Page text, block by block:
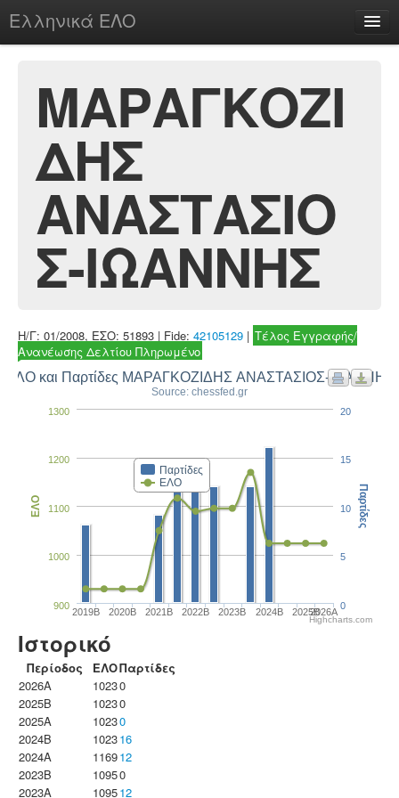
Ελληνικά ΕΛΟ
chesstu.be @ discord
Login
ΜΑΡΑΓΚΟΖΙ
ΔΗΣ
ΑΝΑΣΤΑΣΙΟ
Σ-ΙΩΑΝΝΗΣ
Η/Γ: 01/2008, ΕΣΟ: 51893 | Fide: 42105129 | Τέλος Εγγραφής/
Ανανέωσης Δελτίου Πληρωμένο
ΕΛΟ και Παρτίδες ΜΑΡΑΓΚΟΖΙΔΗΣ ΑΝΑΣΤΑΣΙΟΣ-ΙΩΑΝΝΗΣ
Source: chessfed.gr
Παρτίδες
ΕΛΟ
2019B 2020B 2021B 2022B 2023B 2024B 2025B2026A
900
1000
1100
1200
1300
ΕΛΟ
0
5
10
15
20
Παρτίδες
Highcharts.com
Ιστορικό
Περίοδος ΕΛΟΠαρτίδες
2026A
10230
2025B
10230
2025A
10230
2024B
102316
2024A
116912
2023B
10950
2023Α
109512